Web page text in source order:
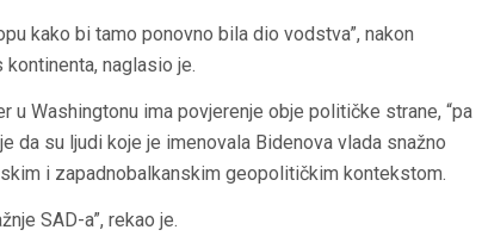
kako bi tamo ponovno bila dio vodstva”, nakon
kontinenta, naglasio je.
u Washingtonu ima povjerenje obje političke strane, “pa
da su ljudi koje je imenovala Bidenova vlada snažno
i zapadnobalkanskim geopolitičkim kontekstom.
SAD-a”, rekao je.